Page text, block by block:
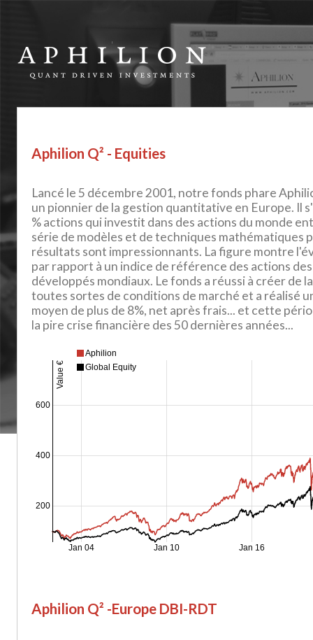
Aphilion Q² - Equities
Lancé le 5 décembre 2001, notre fonds phare
un pionnier de la gestion quantitative en Europe. Il
% actions qui investit dans des actions du monde
série de modèles et de techniques mathématiques
résultats sont impressionnants. La figure montre
par rapport à un indice de référence des actions
développés mondiaux. Le fonds a réussi à créer de
toutes sortes de conditions de marché et a réalisé
moyen de plus de 8%, net après frais... et cette
la pire crise financière des 50 dernières années...
Jan 04 Jan 10 Jan 16
200
400
600
Value €
Aphilion
Global Equity
Aphilion Q² -Europe DBI-RDT